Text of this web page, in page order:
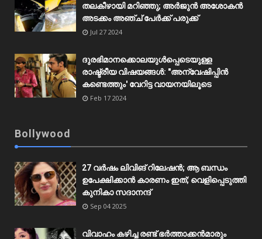
തലകീഴായി മറിഞ്ഞു; അർജുൻ അശോകൻ
അടക്കം അഞ്ച് പേർക്ക് പരുക്ക്
Jul 27 2024
ദുരഭിമാനക്കൊലയുൾപ്പെടെയുള്ള
രാഷ്ട്രീയ വിഷയങ്ങൾ: "അന്വേഷിപ്പിൻ
കണ്ടെത്തും' വേറിട്ട വായനയിലൂടെ
Feb 17 2024
Bollywood
27 വർഷം ലിവിങ് റിലേഷൻ; ആ ബന്ധം
ഉപേക്ഷിക്കാൻ കാരണം ഇത്; വെളിപ്പെടുത്തി
കുനികാ സദാനന്ദ്
Sep 04 2025
വിവാഹം കഴിച്ച രണ്ട് ഭർത്താക്കൻമാരും